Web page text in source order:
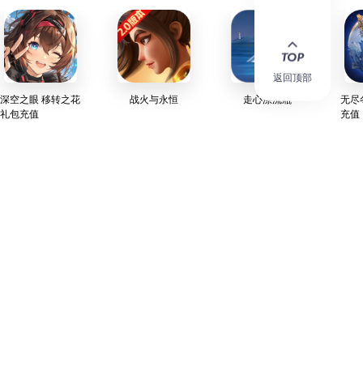
深空之眼 移转之花
礼包充值
战火与永恒 走心漂流瓶
无尽
充值
返回顶部